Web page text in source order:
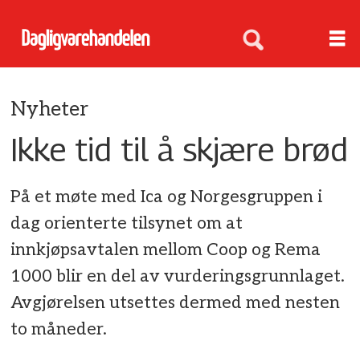
Nyheter
Ikke tid til å skjære brød
På et møte med Ica og Norgesgruppen i
dag orienterte tilsynet om at
innkjøpsavtalen mellom Coop og Rema
1000 blir en del av vurderingsgrunnlaget.
Avgjørelsen utsettes dermed med nesten
to måneder.